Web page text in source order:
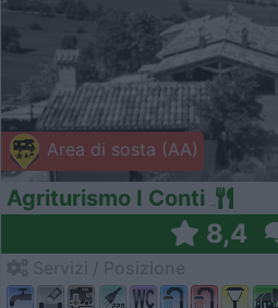
Area di sosta (AA)
Agriturismo I Conti
8,4